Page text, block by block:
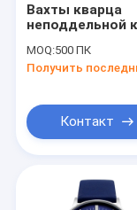
Вахты кварца
неподдельной
MOQ:500 ПК
Контакт